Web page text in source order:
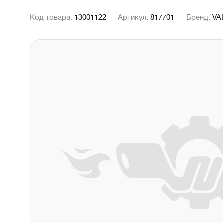
Код товара: 13001122 Артикул: 817701 Бренд: